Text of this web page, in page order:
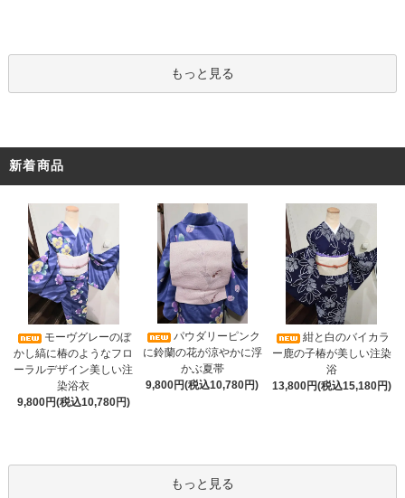
もっと見る
新着商品
モーヴグレーのぼ
かし縞に椿のようなフロ
ーラルデザイン美しい注
染浴衣
9,800円(税込10,780円)
パウダリーピンク
に鈴蘭の花が涼やかに浮
かぶ夏帯
9,800円(税込10,780円)
紺と白のバイカラ
ー鹿の子椿が美しい注染
浴
13,800円(税込15,180円)
もっと見る